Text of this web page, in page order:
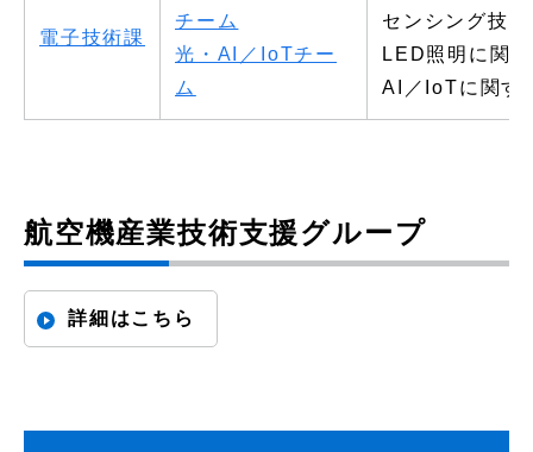
電子技術課
チーム
光・AI／IoTチー
ム
センシング技
LED照明に関
AI／IoTに関す
航空機産業技術支援グループ
詳細はこちら